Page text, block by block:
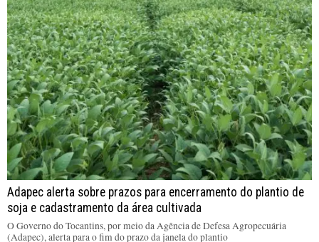
Adapec alerta sobre prazos para encerramento do plantio de
soja e cadastramento da área cultivada
O Governo do Tocantins, por meio da Agência de Defesa Agropecuária
(Adapec), alerta para o fim do prazo da janela do plantio